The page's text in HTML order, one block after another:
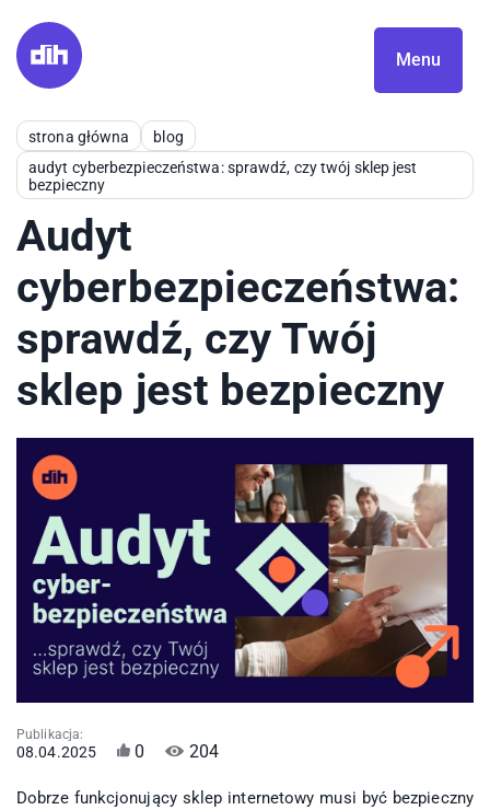
Menu
strona główna
blog
audyt cyberbezpieczeństwa: sprawdź, czy twój sklep jest
bezpieczny
Audyt
cyberbezpieczeństwa:
sprawdź, czy Twój
sklep jest bezpieczny
Publikacja:
08.04.2025 0 204
Dobrze funkcjonujący sklep internetowy musi być bezpieczny